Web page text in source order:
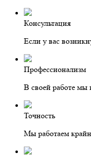
Консультация
Если у вас
Профессионализм
В своей работе мы
Точность
Мы работаем